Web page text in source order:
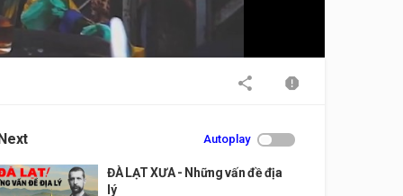
Autoplay
ĐÀ LẠT XƯA - Những vấn đề địa
lý